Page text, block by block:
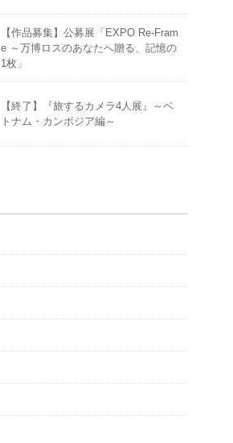
【作品募集】公募展「EXPO Re-Fram
e ～万博ロスのあなたへ贈る、記憶の
1枚」
【終了】『旅するカメラ4人展』～ベ
トナム・カンボジア編～